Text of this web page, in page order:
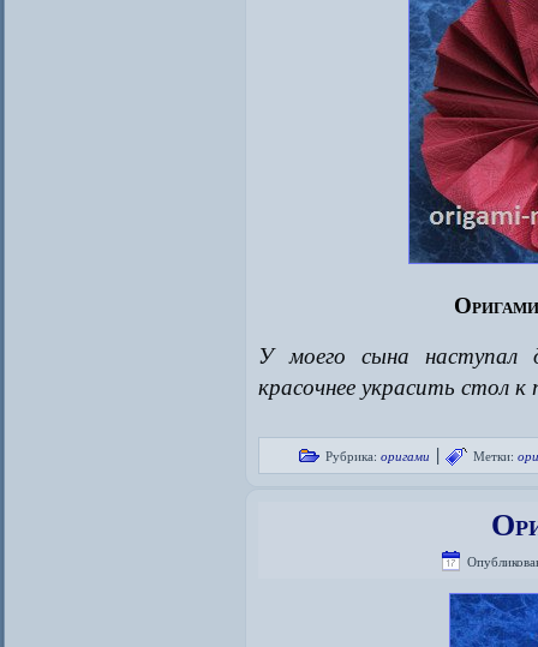
У моего сына наступал
красочнее украсить стол к
Рубрика: оригами | Метки: